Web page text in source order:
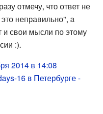
отмечу, что ответ не
неправильно", а
и свои мысли по этому
:).
2014 в 14:08
16 в Петербурге -